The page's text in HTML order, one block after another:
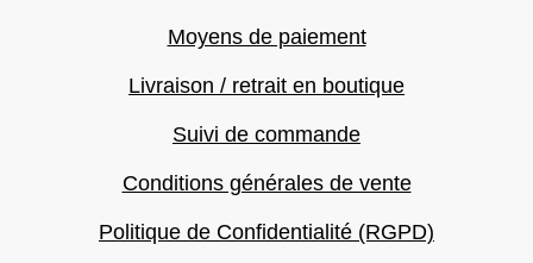
Moyens de paiement
Livraison / retrait en boutique
Suivi de commande
Conditions générales de vente
Politique de Confidentialité (RGPD)